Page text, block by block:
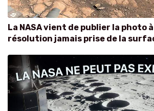
La NASA vient de publier la photo
résolution jamais prise de la